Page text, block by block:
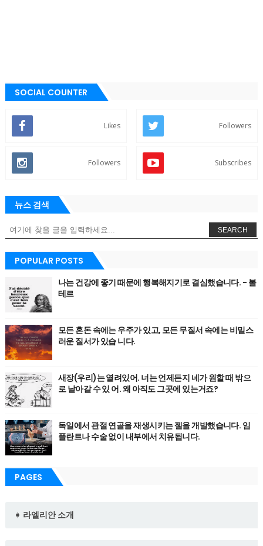
SOCIAL COUNTER
Likes Followers
Followers Subscribes
뉴스 검색
SEARCH
POPULAR POSTS
나는 건강에 좋기 때문에 행복해지기로 결심했습니다. - 볼
테르
모든 혼돈 속에는 우주가 있고, 모든 무질서 속에는 비밀스
러운 질서가 있습 니다.
새장(우리)는 열려있어. 너는 언제든지 네가 원할 때 밖으
로 날아갈 수 있 어. 왜 아직도 그곳에 있는거죠?
독일에서 관절 연골을 재생시키는 젤을 개발했습니다. 임
플란트나 수술 없이 내부에서 치유됩니다.
PAGES
➧ 라엘리안 소개